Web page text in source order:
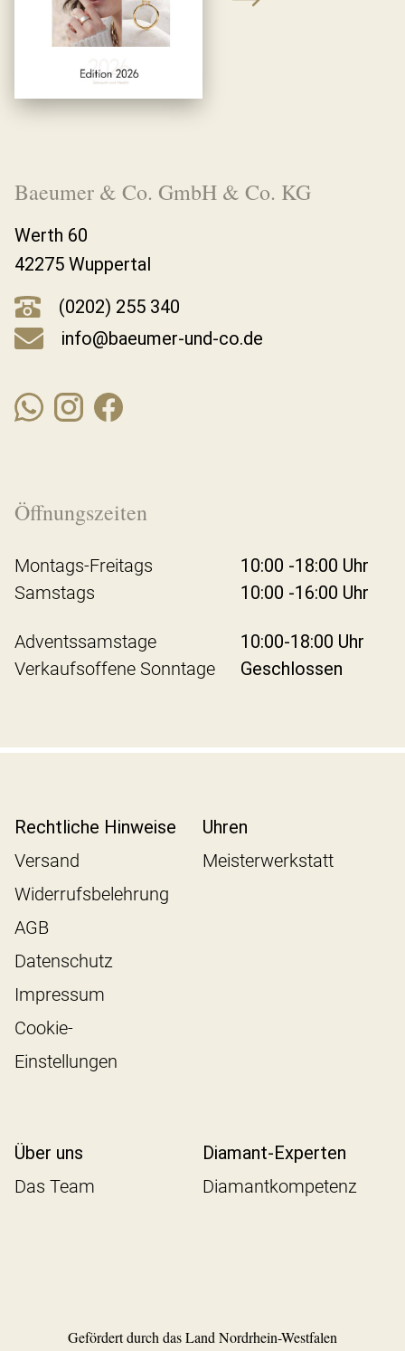
Baeumer & Co. GmbH & Co. KG
Werth 60
42275 Wuppertal
(0202) 255 340
info@baeumer-und-co.de
Öffnungszeiten
Montags-Freitags
10:00 -18:00 Uhr
Samstags
10:00 -16:00 Uhr
Adventssamstage
10:00-18:00 Uhr
Verkaufsoffene Sonntage
Geschlossen
Rechtliche Hinweise
Versand
Widerrufsbelehrung
AGB
Datenschutz
Impressum
Cookie-
Einstellungen
Uhren
Meisterwerkstatt
Über uns
Das Team
Diamant-Experten
Diamantkompetenz
Gefördert durch das Land Nordrhein-Westfalen